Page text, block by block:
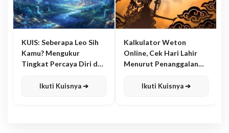
KUIS: Seberapa Leo Sih
Kamu? Mengukur
Tingkat Percaya Diri dan
Ikuti Kuisnya ➔
Kalkulator Weton
Online, Cek Hari Lahir
Menurut Penanggalan
Ikuti Kuisnya ➔